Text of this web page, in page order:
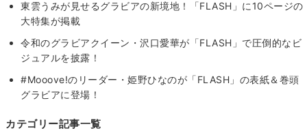
東雲うみが見せるグラビアの新境地！「FLASH」に10ページの
大特集が掲載
令和のグラビアクイーン・沢口愛華が「FLASH」で圧倒的なビ
ジュアルを披露！
#Mooove!のリーダー・姫野ひなのが「FLASH」の表紙＆巻頭
グラビアに登場！
カテゴリー記事一覧